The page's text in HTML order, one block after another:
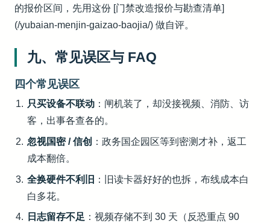
的报价区间，先用这份 [门禁改造报价与勘查清单]
(/yubaian-menjin-gaizao-baojia/) 做自评。
九、常见误区与 FAQ
四个常见误区
只买设备不联动 ：闸机装了，却没接视频、消防、访
客，出事各查各的。
忽视国密 / 信创 ：政务国企园区等到密测才补，返工
成本翻倍。
全换硬件不利旧 ：旧读卡器好好的也拆，布线成本白
白多花。
日志留存不足 ：视频存储不到 30 天（反恐重点 90